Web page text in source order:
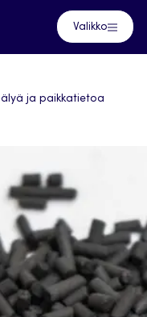
Valikko
ja paikkatietoa